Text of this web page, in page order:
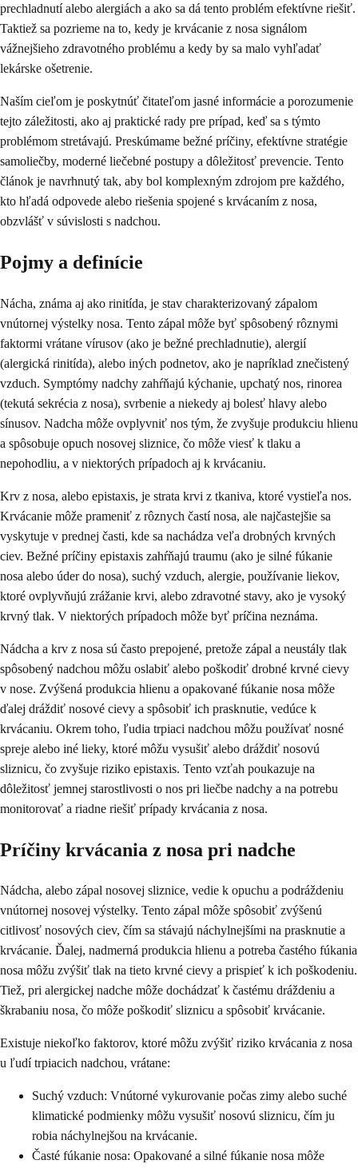
prechladnutí alebo alergiách a ako sa dá tento problém efektívne riešiť.
Taktiež sa pozrieme na to, kedy je krvácanie z nosa signálom
vážnejšieho zdravotného problému a kedy by sa malo vyhľadať
lekárske ošetrenie.
Naším cieľom je poskytnúť čitateľom jasné informácie a porozumenie
tejto záležitosti, ako aj praktické rady pre prípad, keď sa s týmto
problémom stretávajú. Preskúmame bežné príčiny, efektívne stratégie
samoliečby, moderné liečebné postupy a dôležitosť prevencie. Tento
článok je navrhnutý tak, aby bol komplexným zdrojom pre každého,
kto hľadá odpovede alebo riešenia spojené s krvácaním z nosa,
obzvlášť v súvislosti s nadchou.
Pojmy a definície
Nácha, známa aj ako rinitída, je stav charakterizovaný zápalom
vnútornej výstelky nosa. Tento zápal môže byť spôsobený rôznymi
faktormi vrátane vírusov (ako je bežné prechladnutie), alergií
(alergická rinitída), alebo iných podnetov, ako je napríklad znečistený
vzduch. Symptómy nadchy zahŕňajú kýchanie, upchatý nos, rinorea
(tekutá sekrécia z nosa), svrbenie a niekedy aj bolesť hlavy alebo
sínusov. Nadcha môže ovplyvniť nos tým, že zvyšuje produkciu hlienu
a spôsobuje opuch nosovej sliznice, čo môže viesť k tlaku a
nepohodliu, a v niektorých prípadoch aj k krvácaniu.
Krv z nosa, alebo epistaxis, je strata krvi z tkaniva, ktoré vystieľa nos.
Krvácanie môže prameniť z rôznych častí nosa, ale najčastejšie sa
vyskytuje v prednej časti, kde sa nachádza veľa drobných krvných
ciev. Bežné príčiny epistaxis zahŕňajú traumu (ako je silné fúkanie
nosa alebo úder do nosa), suchý vzduch, alergie, používanie liekov,
ktoré ovplyvňujú zrážanie krvi, alebo zdravotné stavy, ako je vysoký
krvný tlak. V niektorých prípadoch môže byť príčina neznáma.
Nádcha a krv z nosa sú často prepojené, pretože zápal a neustály tlak
spôsobený nadchou môžu oslabiť alebo poškodiť drobné krvné cievy
v nose. Zvýšená produkcia hlienu a opakované fúkanie nosa môže
ďalej dráždiť nosové cievy a spôsobiť ich prasknutie, vedúce k
krvácaniu. Okrem toho, ľudia trpiaci nadchou môžu používať nosné
spreje alebo iné lieky, ktoré môžu vysušiť alebo dráždiť nosovú
sliznicu, čo zvyšuje riziko epistaxis. Tento vzťah poukazuje na
dôležitosť jemnej starostlivosti o nos pri liečbe nadchy a na potrebu
monitorovať a riadne riešiť prípady krvácania z nosa.
Príčiny krvácania z nosa pri nadche
Nádcha, alebo zápal nosovej sliznice, vedie k opuchu a podráždeniu
vnútornej nosovej výstelky. Tento zápal môže spôsobiť zvýšenú
citlivosť nosových ciev, čím sa stávajú náchylnejšími na prasknutie a
krvácanie. Ďalej, nadmerná produkcia hlienu a potreba častého fúkania
nosa môžu zvýšiť tlak na tieto krvné cievy a prispieť k ich poškodeniu.
Tiež, pri alergickej nadche môže dochádzať k častému dráždeniu a
škrabaniu nosa, čo môže poškodiť sliznicu a spôsobiť krvácanie.
Existuje niekoľko faktorov, ktoré môžu zvýšiť riziko krvácania z nosa
u ľudí trpiacich nadchou, vrátane:
Suchý vzduch: Vnútorné vykurovanie počas zimy alebo suché
klimatické podmienky môžu vysušiť nosovú sliznicu, čím ju
robia náchylnejšou na krvácanie.
Časté fúkanie nosa: Opakované a silné fúkanie nosa môže